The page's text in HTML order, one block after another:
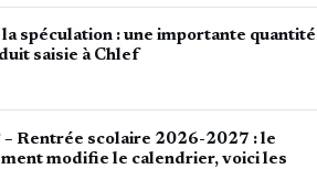
la spéculation : une importante quantité
saisie à Chlef
– Rentrée scolaire 2026-2027 : le
modifie le calendrier, voici les